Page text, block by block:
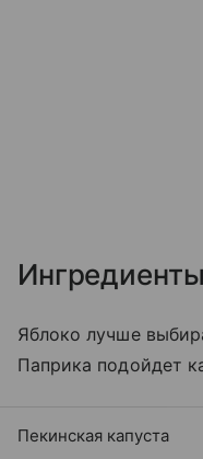
Ингредиенты
Яблоко лучше
Паприка подойдет
Пекинская капуста